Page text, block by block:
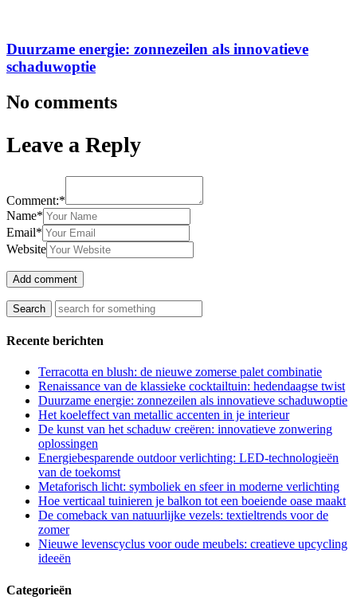
Duurzame energie: zonnezeilen als innovatieve
schaduwoptie
No comments
Leave a Reply
Comment:*
Name*
Email*
Website
Recente berichten
Terracotta en blush: de nieuwe zomerse palet combinatie
Renaissance van de klassieke cocktailtuin: hedendaagse twist
Duurzame energie: zonnezeilen als innovatieve schaduwoptie
Het koeleffect van metallic accenten in je interieur
De kunst van het schaduw creëren: innovatieve zonwering
oplossingen
Energiebesparende outdoor verlichting: LED-technologieën
van de toekomst
Metaforisch licht: symboliek en sfeer in moderne verlichting
Hoe verticaal tuinieren je balkon tot een boeiende oase maakt
De comeback van natuurlijke vezels: textieltrends voor de
zomer
Nieuwe levenscyclus voor oude meubels: creatieve upcycling
ideeën
Categorieën